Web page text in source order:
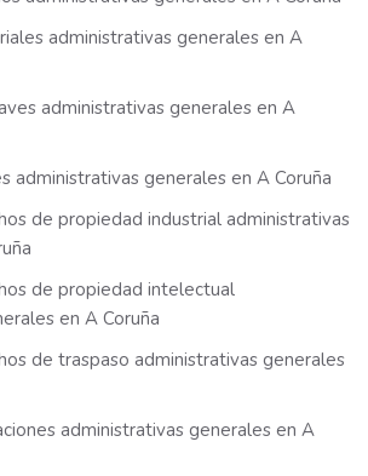
administrativas generales en A
administrativas generales en A
administrativas generales en A Coruña
de propiedad industrial administrativas
de propiedad intelectual
en A Coruña
de traspaso administrativas generales
administrativas generales en A